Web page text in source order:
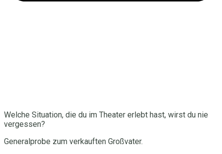
Welche Situation, die du im Theater erlebt hast, wirst du nie
vergessen?
Generalprobe zum verkauften Großvater.